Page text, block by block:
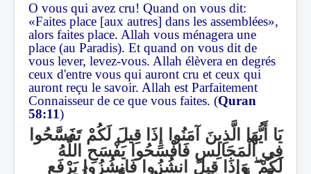
O vous qui avez cru! Quand on vous dit:
«Faites place [aux autres] dans les assemblées»,
alors faites place. Allah vous ménagera une
place (au Paradis). Et quand on vous dit de
vous lever, levez-vous. Allah élèvera en degrés
ceux d'entre vous qui auront cru et ceux qui
auront reçu le savoir. Allah est Parfaitement
Connaisseur de ce que vous faites. (Quran
58:11)
يَا أَيُّهَا الَّذِينَ آمَنُوا إِذَا قِيلَ لَكُمْ تَفَسَّحُوا
فِي الْمَجَالِسِ فَافْسَحُوا يَفْسَحِ اللَّهُ
لَكُمْۖوَإِذَا قِيلَ انشُزُوا فَانشُزُوا يَرْفَعِ